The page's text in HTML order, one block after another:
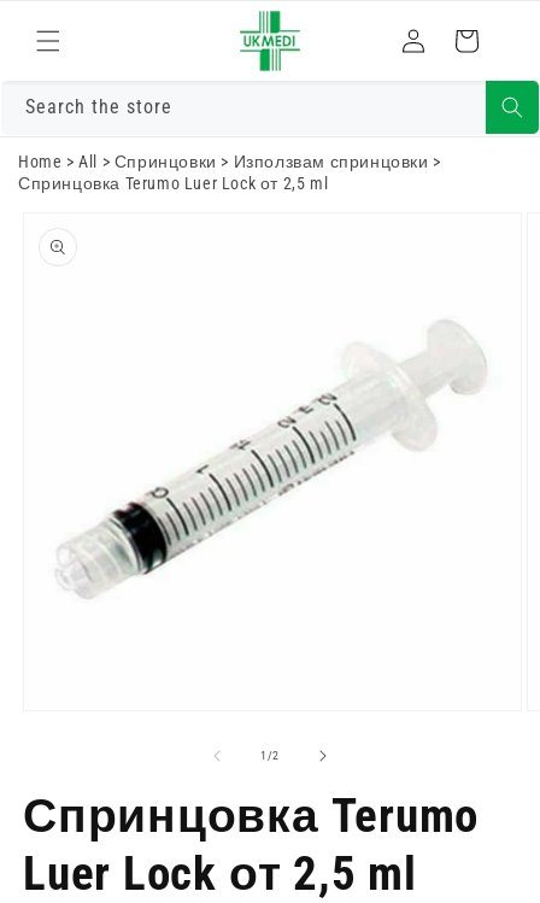
към
съдържанието
Влизам Количка
Search the store
Home >All > Спринцовки > Използвам спринцовки >
Спринцовка Terumo Luer Lock от 2,5 ml
информацията
за продукта
режим
1 /на
2
Спринцовка Terumo
Luer Lock от 2,5 ml